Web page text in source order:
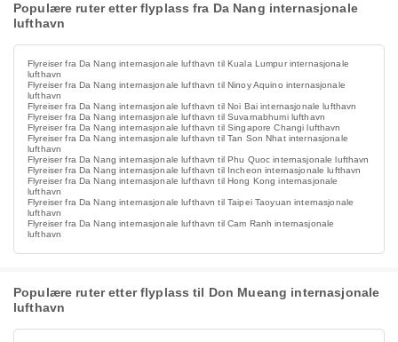
Populære ruter etter flyplass fra Da Nang internasjonale
lufthavn
Flyreiser fra Da Nang internasjonale lufthavn til Kuala Lumpur internasjonale
lufthavn
Flyreiser fra Da Nang internasjonale lufthavn til Ninoy Aquino internasjonale
lufthavn
Flyreiser fra Da Nang internasjonale lufthavn til Noi Bai internasjonale lufthavn
Flyreiser fra Da Nang internasjonale lufthavn til Suvarnabhumi lufthavn
Flyreiser fra Da Nang internasjonale lufthavn til Singapore Changi lufthavn
Flyreiser fra Da Nang internasjonale lufthavn til Tan Son Nhat internasjonale
lufthavn
Flyreiser fra Da Nang internasjonale lufthavn til Phu Quoc internasjonale lufthavn
Flyreiser fra Da Nang internasjonale lufthavn til Incheon internasjonale lufthavn
Flyreiser fra Da Nang internasjonale lufthavn til Hong Kong internasjonale
lufthavn
Flyreiser fra Da Nang internasjonale lufthavn til Taipei Taoyuan internasjonale
lufthavn
Flyreiser fra Da Nang internasjonale lufthavn til Cam Ranh internasjonale
lufthavn
Populære ruter etter flyplass til Don Mueang internasjonale
lufthavn